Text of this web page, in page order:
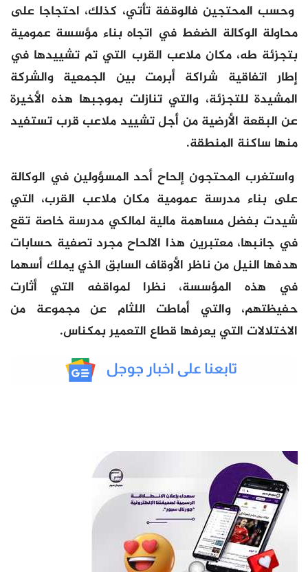
وحسب المحتجين فالوقفة تأتي، كذلك، احتجاجا على
محاولة الوكالة الضغط في اتجاه بناء مؤسسة عمومية
بتجزئة طه، مكان ملاعب القرب التي تم تشييدها في
إطار اتفاقية شراكة أبرمت بين الجمعية والشركة
المشيدة للتجزئة، والتي تنازلت بموجبها هذه الأخيرة
عن البقعة الأرضية من أجل تشييد ملاعب قرب تستفيد
منها ساكنة المنطقة.
واستغرب المحتجون إلحاح أحد المسؤولين في الوكالة
على بناء مدرسة عمومية مكان ملاعب القرب، التي
شيدت بفضل مساهمة مالية لمالكي مدرسة خاصة تقع
في جانبها، معتبرين هذا الالحاح مجرد تصفية حسابات
هدفها النيل من ناظر الأوقاف السابق الذي يملك أسهما
في هذه المؤسسة، نظرا لمواقفه التي أثارت
حفيظتهم، والتي أماطت اللثام عن مجموعة من
الاختلالات التي يعرفها قطاع التعمير بمكناس.